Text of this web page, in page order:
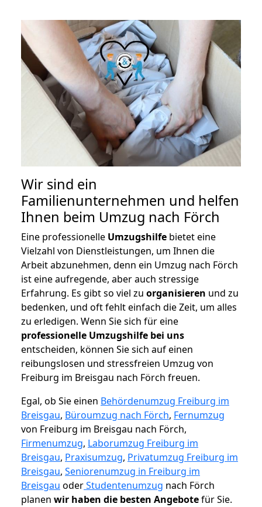
Wir sind ein
Familienunternehmen und helfen
Ihnen beim Umzug nach Förch
Eine professionelle Umzugshilfe bietet eine
Vielzahl von Dienstleistungen, um Ihnen die
Arbeit abzunehmen, denn ein Umzug nach Förch
ist eine aufregende, aber auch stressige
Erfahrung. Es gibt so viel zu organisieren und zu
bedenken, und oft fehlt einfach die Zeit, um alles
zu erledigen. Wenn Sie sich für eine
professionelle Umzugshilfe bei uns
entscheiden, können Sie sich auf einen
reibungslosen und stressfreien Umzug von
Freiburg im Breisgau nach Förch freuen.
Egal, ob Sie einen Behördenumzug Freiburg im
Breisgau, Büroumzug nach Förch, Fernumzug
von Freiburg im Breisgau nach Förch,
Firmenumzug, Laborumzug Freiburg im
Breisgau, Praxisumzug, Privatumzug Freiburg im
Breisgau, Seniorenumzug in Freiburg im
Breisgau oderStudentenumzug nach Förch
planen wir haben die besten Angebotefür Sie.